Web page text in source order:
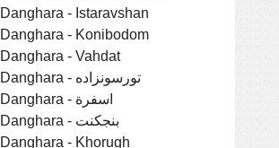
المسافة Danghara - Istaravshan
المسافة Danghara - Konibodom
المسافة Danghara - Vahdat
المسافة Danghara - تورسونزاده
المسافة Danghara - اسفرة
المسافة Danghara - بنجكنت
المسافة Danghara - Khorugh